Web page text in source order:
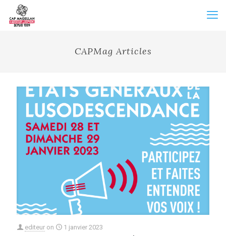
CAPMag Articles
editeur on 1 janvier 2023